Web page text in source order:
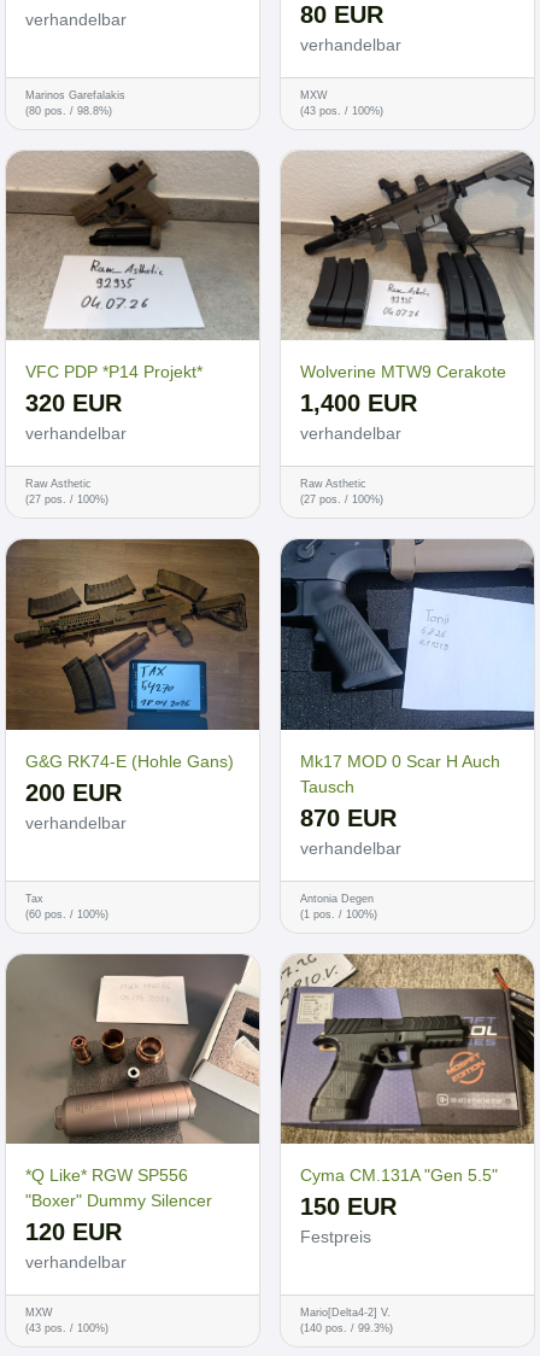
verhandelbar
Marinos Garefalakis
(80 pos. / 98.8%)
80 EUR
verhandelbar
MXW
(43 pos. / 100%)
VFC PDP *P14 Projekt*
320 EUR
verhandelbar
Raw Asthetic
(27 pos. / 100%)
Wolverine MTW9 Cerakote
1,400 EUR
verhandelbar
Raw Asthetic
(27 pos. / 100%)
G&G RK74-E (Hohle Gans)
200 EUR
verhandelbar
Tax
(60 pos. / 100%)
Mk17 MOD 0 Scar H Auch
Tausch
870 EUR
verhandelbar
Antonia Degen
(1 pos. / 100%)
*Q Like* RGW SP556
"Boxer" Dummy Silencer
120 EUR
verhandelbar
MXW
(43 pos. / 100%)
Cyma CM.131A "Gen 5.5"
150 EUR
Festpreis
Mario[Delta4-2] V.
(140 pos. / 99.3%)